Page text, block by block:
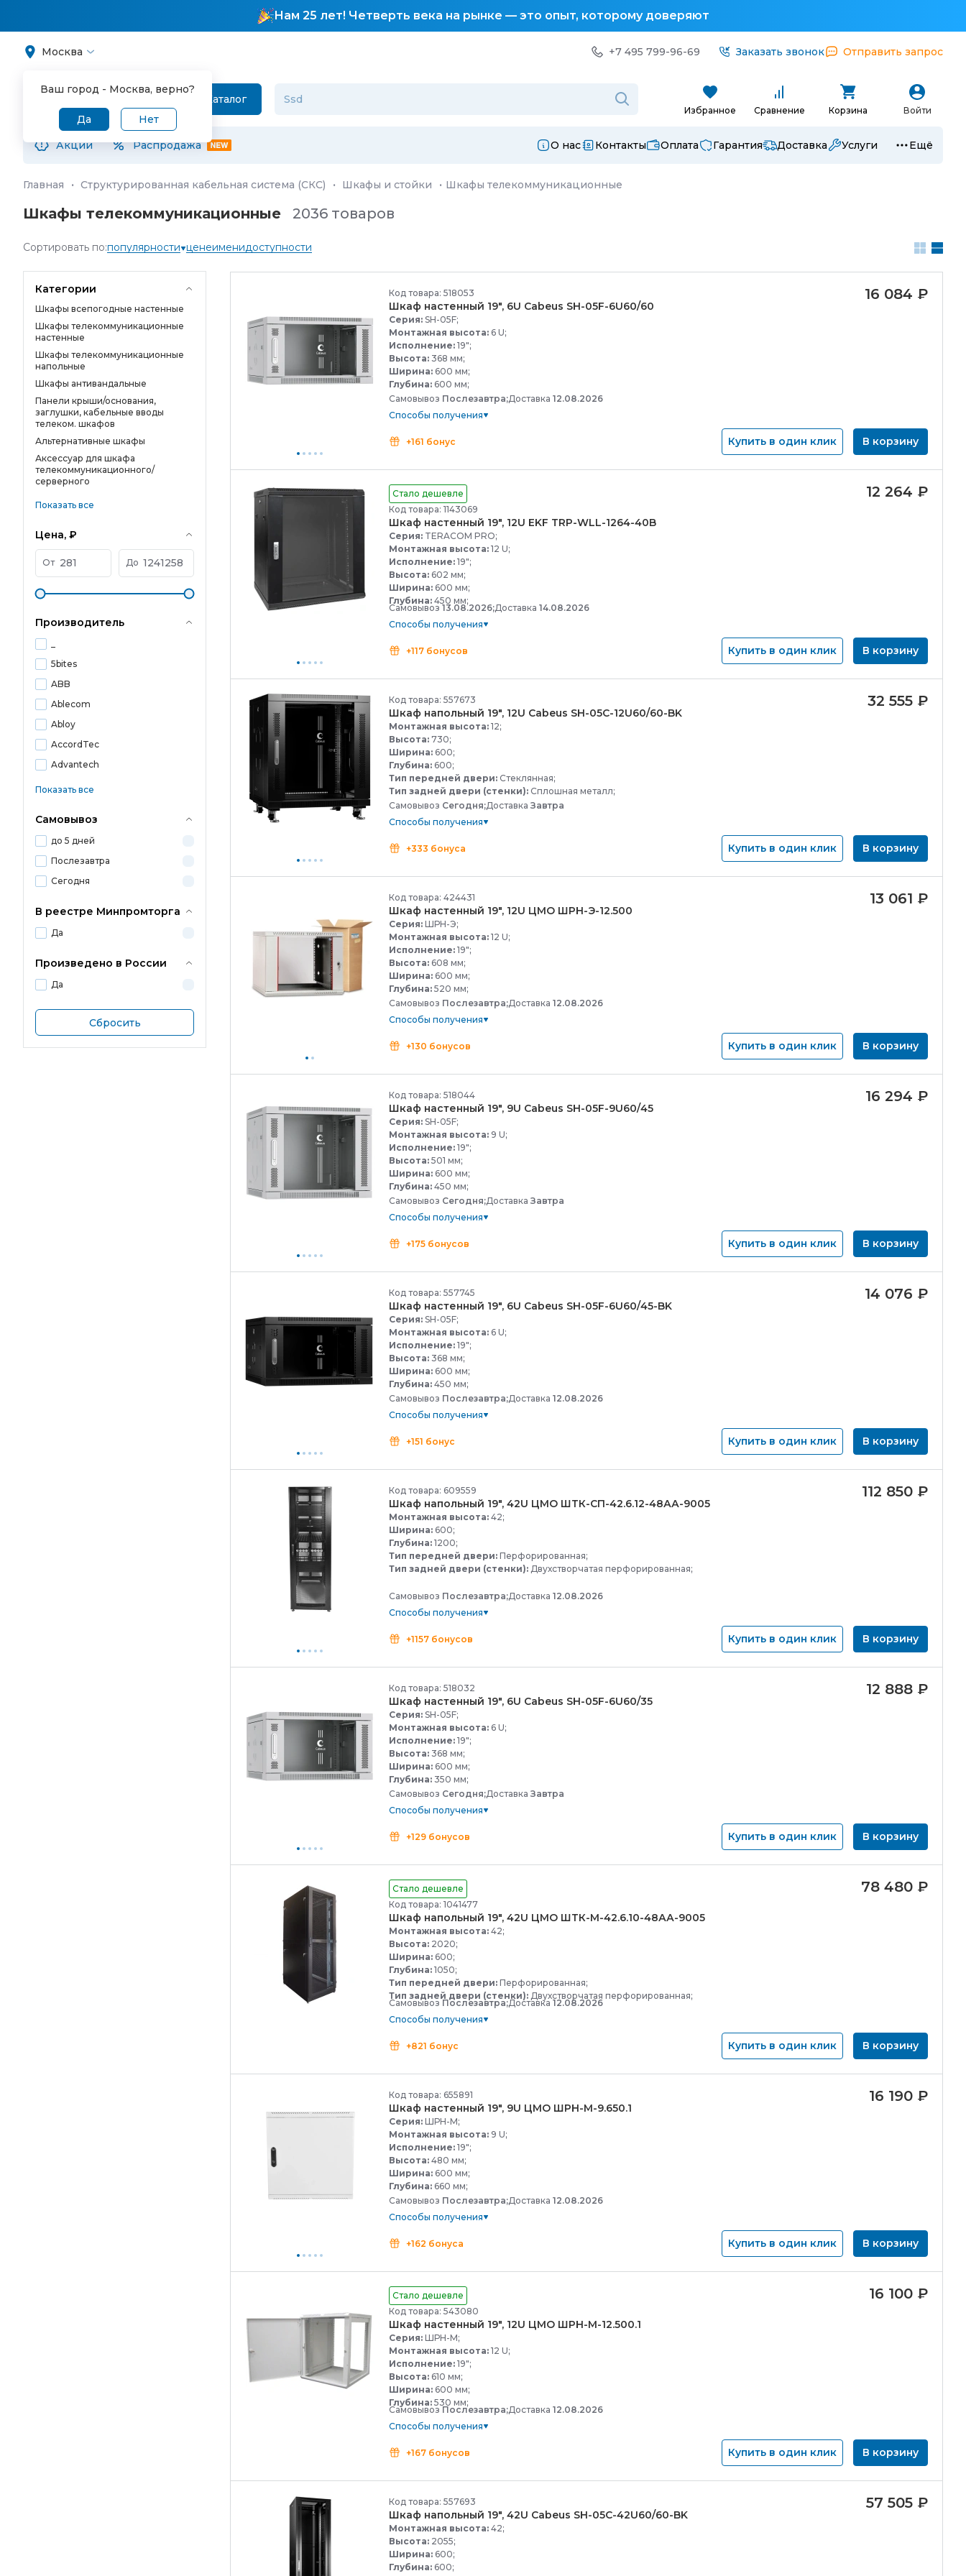
Нам 25 лет! Четверть века на рынке — это опыт, которому доверяют
Москва
Ваш город - Москва, верно?
Да Нет
+7 495 799-96-69 Заказать звонок Отправить запрос
Каталог
Избранное Сравнение Корзина Войти
Акции Распродажа О нас Контакты Оплата Гарантия Доставка Услуги Ещё
Главная · Структурированная кабельная система (СКС) · Шкафы и стойки · Шкафы телекоммуникационные
Шкафы телекоммуникационные 2036 товаров
Сортировать по:популярности ценеименидоступности
Категории
Шкафы всепогодные настенные
Шкафы телекоммуникационные
настенные
Шкафы телекоммуникационные
напольные
Шкафы антивандальные
Панели крыши/основания,
заглушки, кабельные вводы
телеком. шкафов
Альтернативные шкафы
Аксессуар для шкафа
телекоммуникационного/
серверного
Показать все
Цена, ₽
От До
Производитель
5bites
ABB
Ablecom
Abloy
AccordTec
Advantech
Показать все
Самовывоз
до 5 дней
Послезавтра
Сегодня
В реестре Минпромторга
Да
Произведено в России
Да
Сбросить
Код товара: 518053
Шкаф настенный 19", 6U Cabeus SH-05F-6U60/60
Серия: SH-05F;
Монтажная высота: 6 U;
Исполнение: 19";
Высота: 368 мм;
Ширина: 600 мм;
Глубина: 600 мм;
Самовывоз Послезавтра;Доставка 12.08.2026
Способы получения
+161 бонус
16 084 ₽
Купить в один клик В корзину
Стало дешевле
Код товара: 1143069
Шкаф настенный 19", 12U EKF TRP-WLL-1264-40B
Серия: TERACOM PRO;
Монтажная высота: 12 U;
Исполнение: 19";
Высота: 602 мм;
Ширина: 600 мм;
Глубина: 450 мм;
Самовывоз 13.08.2026;Доставка 14.08.2026
Способы получения
+117 бонусов
12 264 ₽
Купить в один клик В корзину
Код товара: 557673
Шкаф напольный 19", 12U Cabeus SH-05C-12U60/60-BK
Монтажная высота: 12;
Высота: 730;
Ширина: 600;
Глубина: 600;
Тип передней двери: Стеклянная;
Тип задней двери (стенки): Сплошная металл;
Самовывоз Сегодня;Доставка Завтра
Способы получения
+333 бонуса
32 555 ₽
Купить в один клик В корзину
Код товара: 424431
Шкаф настенный 19", 12U ЦМО ШРН-Э-12.500
Серия: ШРН-Э;
Монтажная высота: 12 U;
Исполнение: 19";
Высота: 608 мм;
Ширина: 600 мм;
Глубина: 520 мм;
Самовывоз Послезавтра;Доставка 12.08.2026
Способы получения
+130 бонусов
13 061 ₽
Купить в один клик В корзину
Код товара: 518044
Шкаф настенный 19", 9U Cabeus SH-05F-9U60/45
Серия: SH-05F;
Монтажная высота: 9 U;
Исполнение: 19";
Высота: 501 мм;
Ширина: 600 мм;
Глубина: 450 мм;
Самовывоз Сегодня;Доставка Завтра
Способы получения
+175 бонусов
16 294 ₽
Купить в один клик В корзину
Код товара: 557745
Шкаф настенный 19", 6U Cabeus SH-05F-6U60/45-BK
Серия: SH-05F;
Монтажная высота: 6 U;
Исполнение: 19";
Высота: 368 мм;
Ширина: 600 мм;
Глубина: 450 мм;
Самовывоз Послезавтра;Доставка 12.08.2026
Способы получения
+151 бонус
14 076 ₽
Купить в один клик В корзину
Код товара: 609559
Шкаф напольный 19", 42U ЦМО ШТК-СП-42.6.12-48АА-9005
Монтажная высота: 42;
Ширина: 600;
Глубина: 1200;
Тип передней двери: Перфорированная;
Тип задней двери (стенки): Двухстворчатая перфорированная;
Самовывоз Послезавтра;Доставка 12.08.2026
Способы получения
+1157 бонусов
112 850 ₽
Купить в один клик В корзину
Код товара: 518032
Шкаф настенный 19", 6U Cabeus SH-05F-6U60/35
Серия: SH-05F;
Монтажная высота: 6 U;
Исполнение: 19";
Высота: 368 мм;
Ширина: 600 мм;
Глубина: 350 мм;
Самовывоз Сегодня;Доставка Завтра
Способы получения
+129 бонусов
12 888 ₽
Купить в один клик В корзину
Стало дешевле
Код товара: 1041477
Шкаф напольный 19", 42U ЦМО ШТК-М-42.6.10-48АА-9005
Монтажная высота: 42;
Высота: 2020;
Ширина: 600;
Глубина: 1050;
Тип передней двери: Перфорированная;
Тип задней двери (стенки): Двухстворчатая перфорированная;
Самовывоз Послезавтра;Доставка 12.08.2026
Способы получения
+821 бонус
78 480 ₽
Купить в один клик В корзину
Код товара: 655891
Шкаф настенный 19", 9U ЦМО ШРН-М-9.650.1
Серия: ШРН-М;
Монтажная высота: 9 U;
Исполнение: 19";
Высота: 480 мм;
Ширина: 600 мм;
Глубина: 660 мм;
Самовывоз Послезавтра;Доставка 12.08.2026
Способы получения
+162 бонуса
16 190 ₽
Купить в один клик В корзину
Стало дешевле
Код товара: 543080
Шкаф настенный 19", 12U ЦМО ШРН-М-12.500.1
Серия: ШРН-М;
Монтажная высота: 12 U;
Исполнение: 19";
Высота: 610 мм;
Ширина: 600 мм;
Глубина: 530 мм;
Самовывоз Послезавтра;Доставка 12.08.2026
Способы получения
+167 бонусов
16 100 ₽
Купить в один клик В корзину
Код товара: 557693
Шкаф напольный 19", 42U Cabeus SH-05C-42U60/60-BK
Монтажная высота: 42;
Высота: 2055;
Ширина: 600;
Глубина: 600;
57 505 ₽